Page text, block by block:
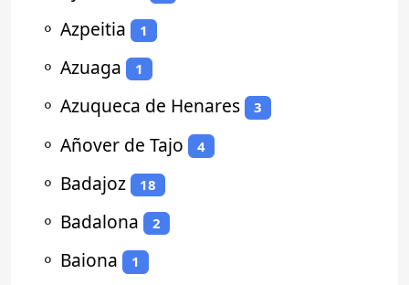
⚬ Azpeitia 1
⚬ Azuaga 1
⚬ Azuqueca de Henares 3
⚬ Añover de Tajo 4
⚬ Badajoz 18
⚬ Badalona 2
⚬ Baiona 1